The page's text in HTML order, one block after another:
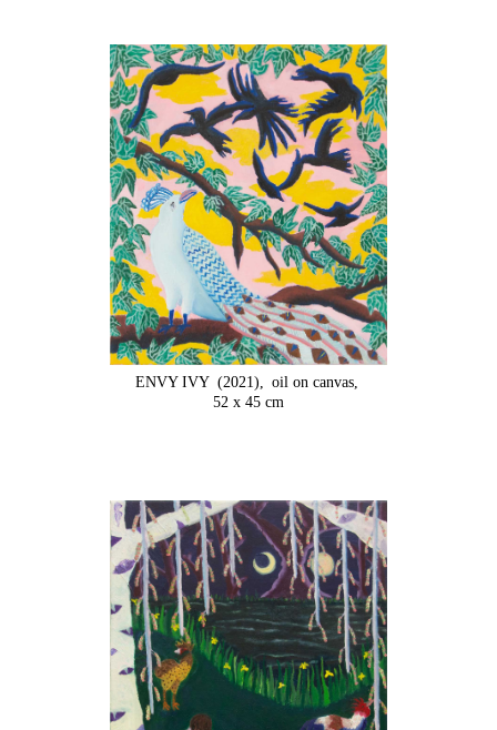
ENVY IVY (2021),
oil on canvas,
52 x 45 cm